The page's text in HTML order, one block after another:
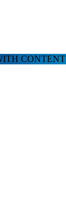
CONTENT